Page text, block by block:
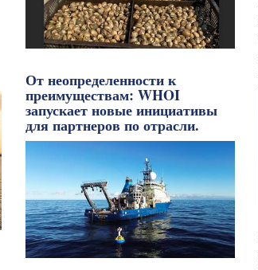
От неопределенности к
преимуществам: WHOI
запускает новые инициативы
для партнеров по отрасли.